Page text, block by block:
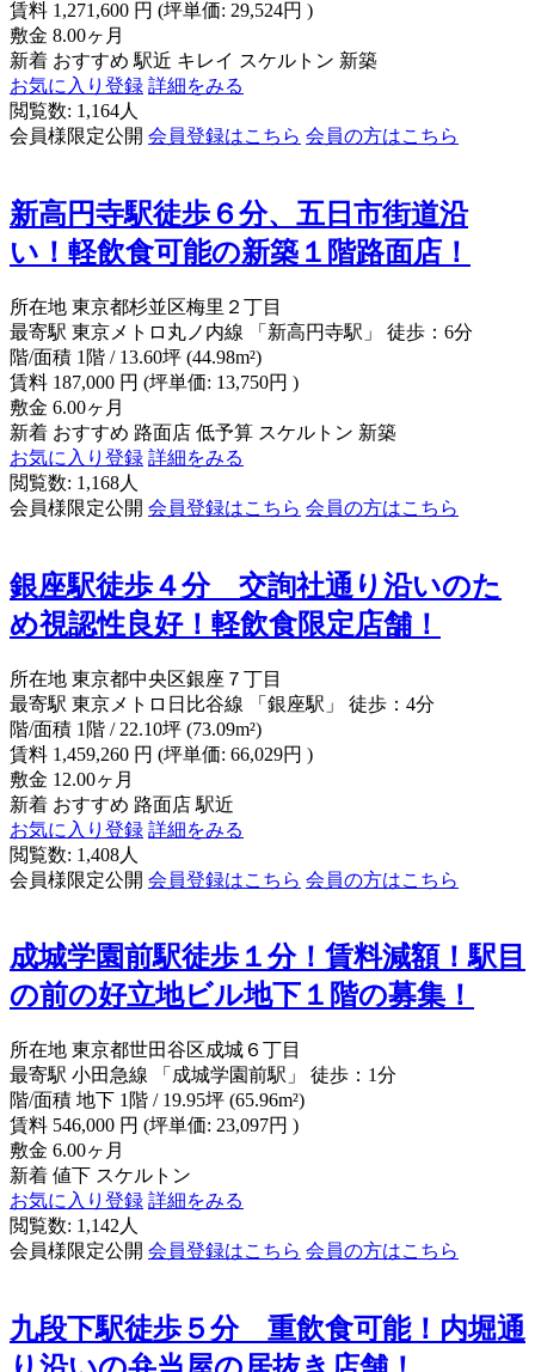
賃料 1,271,600 円 (坪単価: 29,524円 )
敷金 8.00ヶ月
新着 おすすめ 駅近 キレイ スケルトン 新築
お気に入り登録 詳細をみる
閲覧数: 1,164人
会員様限定公開 会員登録はこちら 会員の方はこちら
新高円寺駅徒歩６分、五日市街道沿
い！軽飲食可能の新築１階路面店！
所在地 東京都杉並区梅里２丁目
最寄駅 東京メトロ丸ノ内線 「新高円寺駅」 徒歩：6分
階/面積 1階 / 13.60坪 (44.98m²)
賃料 187,000 円 (坪単価: 13,750円 )
敷金 6.00ヶ月
新着 おすすめ 路面店 低予算 スケルトン 新築
お気に入り登録 詳細をみる
閲覧数: 1,168人
会員様限定公開 会員登録はこちら 会員の方はこちら
銀座駅徒歩４分 交詢社通り沿いのた
め視認性良好！軽飲食限定店舗！
所在地 東京都中央区銀座７丁目
最寄駅 東京メトロ日比谷線 「銀座駅」 徒歩：4分
階/面積 1階 / 22.10坪 (73.09m²)
賃料 1,459,260 円 (坪単価: 66,029円 )
敷金 12.00ヶ月
新着 おすすめ 路面店 駅近
お気に入り登録 詳細をみる
閲覧数: 1,408人
会員様限定公開 会員登録はこちら 会員の方はこちら
成城学園前駅徒歩１分！賃料減額！駅目
の前の好立地ビル地下１階の募集！
所在地 東京都世田谷区成城６丁目
最寄駅 小田急線 「成城学園前駅」 徒歩：1分
階/面積 地下 1階 / 19.95坪 (65.96m²)
賃料 546,000 円 (坪単価: 23,097円 )
敷金 6.00ヶ月
新着 値下 スケルトン
お気に入り登録 詳細をみる
閲覧数: 1,142人
会員様限定公開 会員登録はこちら 会員の方はこちら
九段下駅徒歩５分 重飲食可能！内堀通